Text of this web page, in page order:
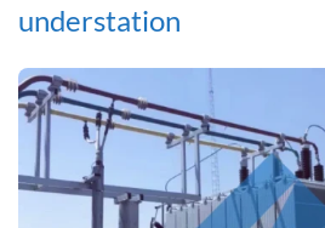
understation